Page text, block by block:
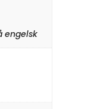
engelsk